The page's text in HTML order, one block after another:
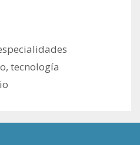
,tecnología